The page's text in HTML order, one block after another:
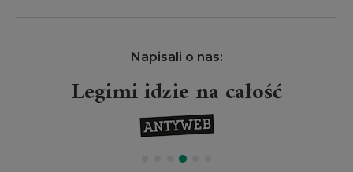
Napisali o nas:
Legimi idzie na całość